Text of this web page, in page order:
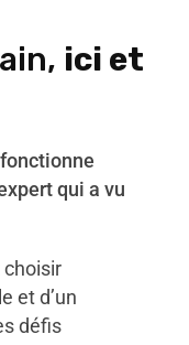
ici et
qui a vu
choisir
et d’un
défis